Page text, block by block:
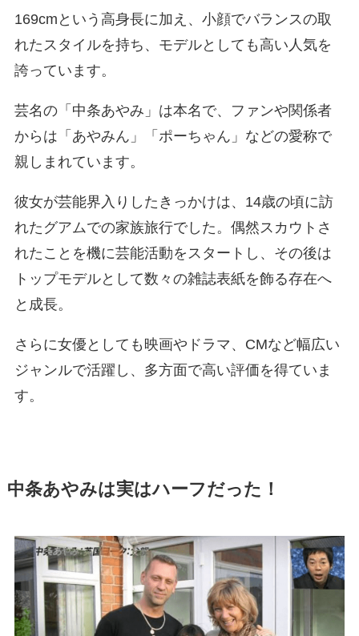
169cmという高身長に加え、小顔でバランスの取
れたスタイルを持ち、モデルとしても高い人気を
誇っています。
芸名の「中条あやみ」は本名で、ファンや関係者
からは「あやみん」「ポーちゃん」などの愛称で
親しまれています。
彼女が芸能界入りしたきっかけは、14歳の頃に訪
れたグアムでの家族旅行でした。偶然スカウトさ
れたことを機に芸能活動をスタートし、その後は
トップモデルとして数々の雑誌表紙を飾る存在へ
と成長。
さらに女優としても映画やドラマ、CMなど幅広い
ジャンルで活躍し、多方面で高い評価を得ていま
す。
中条あやみは実はハーフだった！